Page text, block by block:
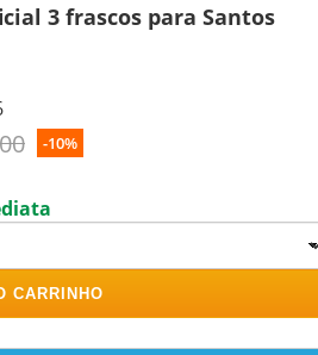
3 frascos para Santos
-10%
CARRINHO